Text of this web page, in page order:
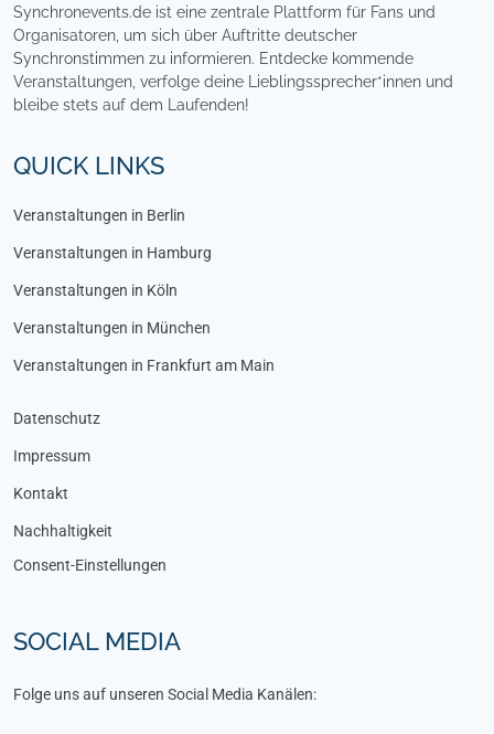
Synchronevents.de ist eine zentrale Plattform für Fans und
Organisatoren, um sich über Auftritte deutscher
Synchronstimmen zu informieren. Entdecke kommende
Veranstaltungen, verfolge deine Lieblingssprecher*innen und
bleibe stets auf dem Laufenden!
QUICK LINKS
Veranstaltungen in Berlin
Veranstaltungen in Hamburg
Veranstaltungen in Köln
Veranstaltungen in München
Veranstaltungen in Frankfurt am Main
Datenschutz
Impressum
Kontakt
Nachhaltigkeit
Consent-Einstellungen
SOCIAL MEDIA
Folge uns auf unseren Social Media Kanälen: